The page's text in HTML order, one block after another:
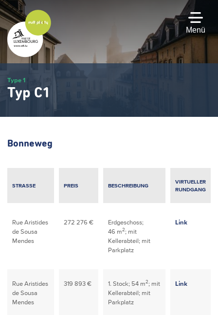
Zum
Hauptinhalt
gehen
Menü
Type 1
Typ C1
Bonneweg
STRASSE PREIS BESCHREIBUNG
VIRTUELLER
RUNDGANG
Rue Aristides
de Sousa
Mendes
272 276 €
Erdgeschoss;
46 m2; mit
Kellerabteil; mit
Parkplatz
Link
Rue Aristides
de Sousa
Mendes
319 893 € 1. Stock; 54 m2; mit
Kellerabteil; mit
Parkplatz
Link